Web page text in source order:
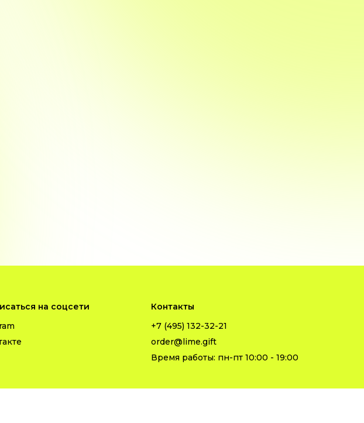
на соцсети
Контакты
+7 (495) 132-32-21
order@lime.gift
Время работы: пн-пт 10:00 - 19:00